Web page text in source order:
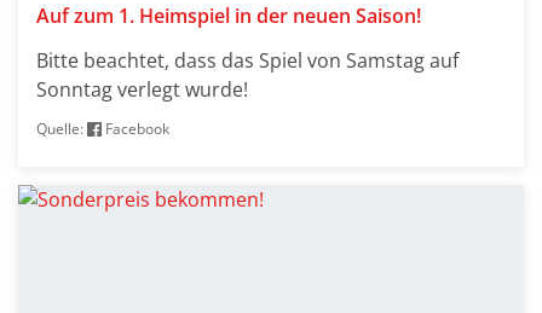
Auf zum 1. Heimspiel in der neuen Saison!
Bitte beachtet, dass das Spiel von Samstag auf
Sonntag verlegt wurde!
Quelle: Facebook